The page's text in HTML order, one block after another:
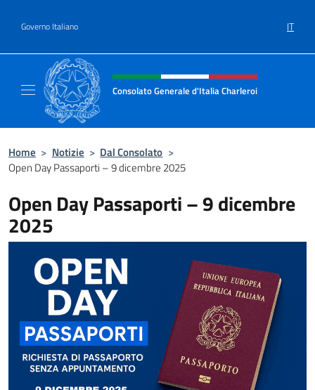
Governo Italiano IT
Intestazione sito, social e menù
Consolato Generale d'Italia Charleroi
Home > Notizie > Dal Consolato >
Open Day Passaporti – 9 dicembre 2025
Open Day Passaporti – 9 dicembre
2025